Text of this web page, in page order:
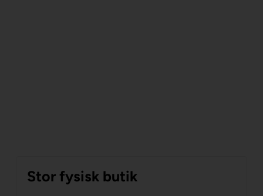
Stor fysisk butik